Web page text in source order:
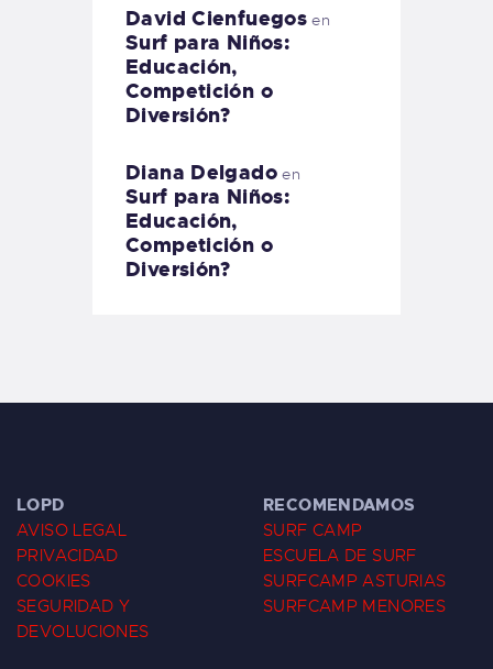
David Cienfuegos en
Surf para Niños:
Educación,
Competición o
Diversión?
Diana Delgadoen
Surf para Niños:
Educación,
Competición o
Diversión?
LOPD
AVISO LEGAL
PRIVACIDAD
COOKIES
SEGURIDAD Y
DEVOLUCIONES
RECOMENDAMOS
SURF CAMP
ESCUELA DE SURF
SURFCAMP ASTURIAS
SURFCAMP MENORES